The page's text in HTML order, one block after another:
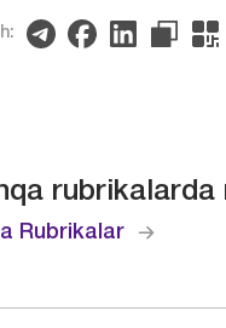
rubrikalarda
Rubrikalar